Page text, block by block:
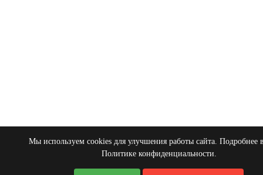
Мы используем cookies для улучшения работы сайта. Подробнее
Политике конфиденциальности.